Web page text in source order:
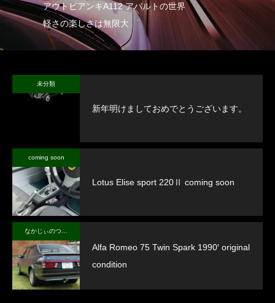
アウトビアンキA112 アバルトの世界
軽さの楽しさは無限大
未分類
新年明けましておめでとうございます。
coming soon
Lotus Elise sport 220Ⅱ coming soon
Alfa Romeo 75 Twin Spark 1990′ original
condition